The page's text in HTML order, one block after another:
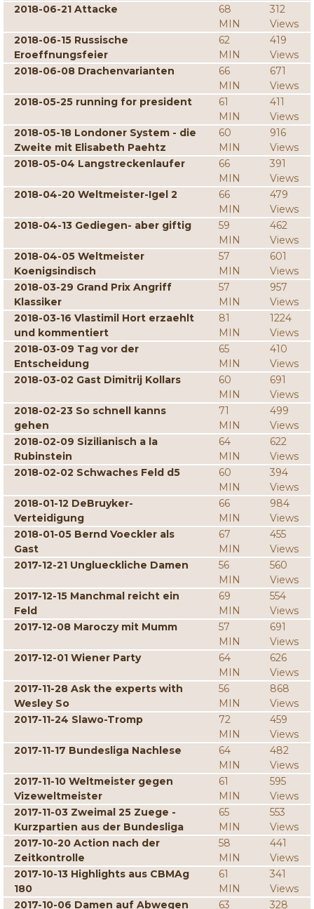
2018-06-21 Attacke
68
MIN
312
Views
2018-06-15 Russische
Eroeffnungsfeier
62
MIN
419
Views
2018-06-08 Drachenvarianten
66
MIN
671
Views
2018-05-25 running for president
61
MIN
411
Views
2018-05-18 Londoner System - die
Zweite mit Elisabeth Paehtz
60
MIN
916
Views
2018-05-04 Langstreckenlaufer
66
MIN
391
Views
2018-04-20 Weltmeister-Igel 2
66
MIN
479
Views
2018-04-13 Gediegen- aber giftig
59
MIN
462
Views
2018-04-05 Weltmeister
Koenigsindisch
57
MIN
601
Views
2018-03-29 Grand Prix Angriff
Klassiker
57
MIN
957
Views
2018-03-16 Vlastimil Hort erzaehlt
und kommentiert
81
MIN
1224
Views
2018-03-09 Tag vor der
Entscheidung
65
MIN
410
Views
2018-03-02 Gast Dimitrij Kollars
60
MIN
691
Views
2018-02-23 So schnell kanns
gehen
71
MIN
499
Views
2018-02-09 Sizilianisch a la
Rubinstein
64
MIN
622
Views
2018-02-02 Schwaches Feld d5
60
MIN
394
Views
2018-01-12 DeBruyker-
Verteidigung
66
MIN
984
Views
2018-01-05 Bernd Voeckler als
Gast
67
MIN
455
Views
2017-12-21 Unglueckliche Damen
56
MIN
560
Views
2017-12-15 Manchmal reicht ein
Feld
69
MIN
554
Views
2017-12-08 Maroczy mit Mumm
57
MIN
691
Views
2017-12-01 Wiener Party
64
MIN
626
Views
2017-11-28 Ask the experts with
Wesley So
56
MIN
868
Views
2017-11-24 Slawo-Tromp
72
MIN
459
Views
2017-11-17 Bundesliga Nachlese
64
MIN
482
Views
2017-11-10 Weltmeister gegen
Vizeweltmeister
61
MIN
595
Views
2017-11-03 Zweimal 25 Zuege -
Kurzpartien aus der Bundesliga
65
MIN
553
Views
2017-10-20 Action nach der
Zeitkontrolle
58
MIN
441
Views
2017-10-13 Highlights aus CBMAg
180
61
MIN
341
Views
2017-10-06 Damen auf Abwegen
63 328